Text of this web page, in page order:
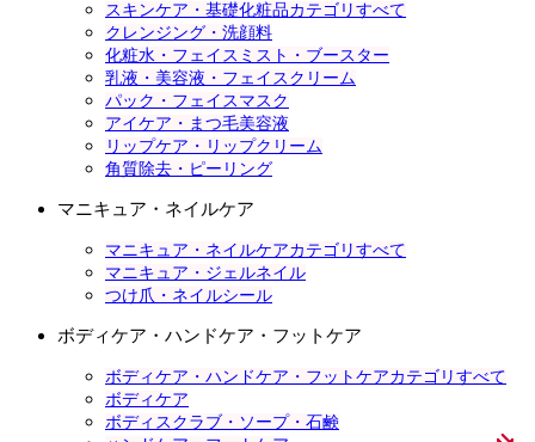
スキンケア・基礎化粧品カテゴリすべて
クレンジング・洗顔料
化粧水・フェイスミスト・ブースター
乳液・美容液・フェイスクリーム
パック・フェイスマスク
アイケア・まつ毛美容液
リップケア・リップクリーム
角質除去・ピーリング
マニキュア・ネイルケア
マニキュア・ネイルケアカテゴリすべて
マニキュア・ジェルネイル
つけ爪・ネイルシール
ボディケア・ハンドケア・フットケア
ボディケア・ハンドケア・フットケアカテゴリすべて
ボディケア
ボディスクラブ・ソープ・石鹸